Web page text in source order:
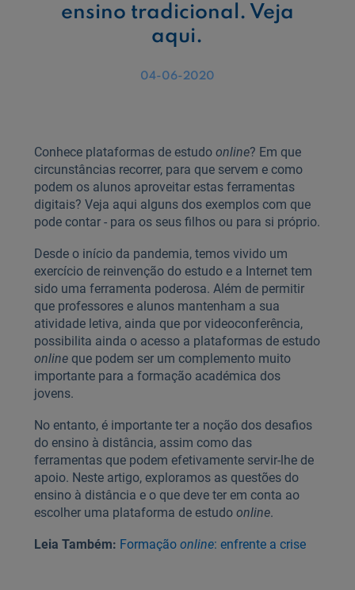
ensino tradicional. Veja
aqui.
04-06-2020
Conhece plataformas de estudo online? Em que
circunstâncias recorrer, para que servem e como
podem os alunos aproveitar estas ferramentas
digitais? Veja aqui alguns dos exemplos com que
pode contar - para os seus filhos ou para si próprio.
Desde o início da pandemia, temos vivido um
exercício de reinvenção do estudo e a Internet tem
sido uma ferramenta poderosa. Além de permitir
que professores e alunos mantenham a sua
atividade letiva, ainda que por videoconferência,
possibilita ainda o acesso a plataformas de estudo
online que podem ser um complemento muito
importante para a formação académica dos
jovens.
No entanto, é importante ter a noção dos desafios
do ensino à distância, assim como das
ferramentas que podem efetivamente servir-lhe de
apoio. Neste artigo, exploramos as questões do
ensino à distância e o que deve ter em conta ao
escolher uma plataforma de estudoonline.
Leia Também: Formação online: enfrente a crise